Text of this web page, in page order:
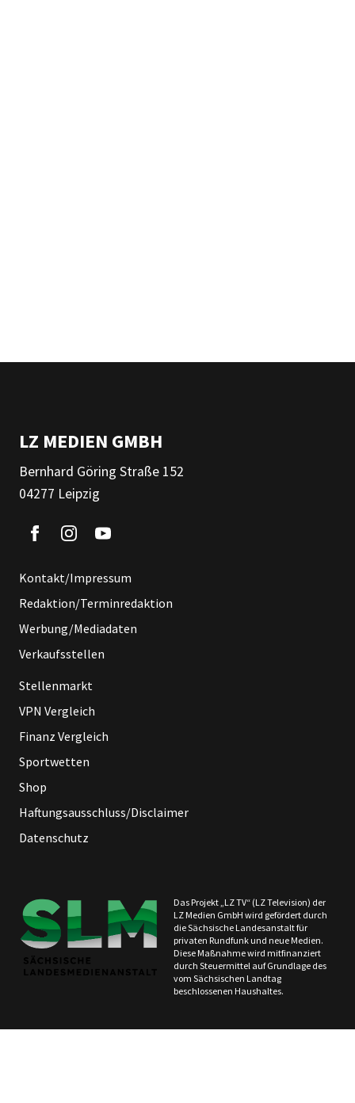
LZ MEDIEN GMBH
Bernhard Göring Straße 152
04277 Leipzig
Kontakt/Impressum
Redaktion/Terminredaktion
Werbung/Mediadaten
Verkaufsstellen
Stellenmarkt
VPN Vergleich
Finanz Vergleich
Sportwetten
Shop
Haftungsausschluss/Disclaimer
Datenschutz
Das Projekt „LZ TV“ (LZ Television) der
LZ Medien GmbH wird gefördert durch
die Sächsische Landesanstalt für
privaten Rundfunk und neue Medien.
Diese Maßnahme wird mitfinanziert
durch Steuermittel auf Grundlage des
vom Sächsischen Landtag
beschlossenen Haushaltes.